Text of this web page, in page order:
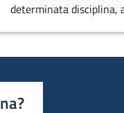
determinata disciplina,